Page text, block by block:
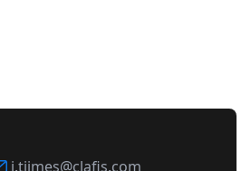
j.tijmes@clafis.com